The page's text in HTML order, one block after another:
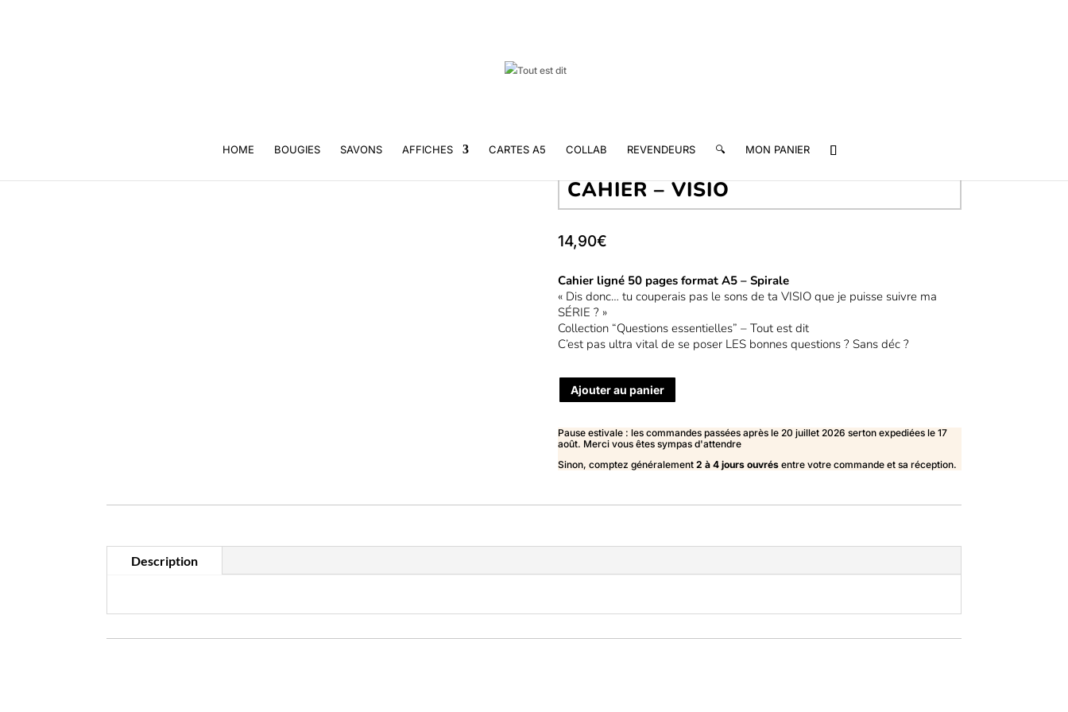
HOME BOUGIES SAVONS AFFICHES CARTES A5 COLLAB REVENDEURS 🔍 MON PANIER
CAHIER – VISIO
14,90€
Cahier ligné 50 pages format A5 – Spirale
« Dis donc… tu couperais pas le sons de ta VISIO que je puisse suivre ma
SÉRIE ? »
Collection “Questions essentielles” – Tout est dit
C’est pas ultra vital de se poser LES bonnes questions ? Sans déc ?
Ajouter au panier
Pause estivale : les commandes passées après le 20 juillet 2026 serton expediées le 17
août. Merci vous êtes sympas d'attendre
Sinon, comptez généralement 2 à 4 jours ouvrésentre votre commande et sa réception.
Description